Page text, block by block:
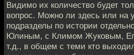
Видимо их количество будет
вопрос. Можно ли здесь или на
подразделы по истории
Юлиным, с Климом Жуковым,
т.д., в общем с теми кто